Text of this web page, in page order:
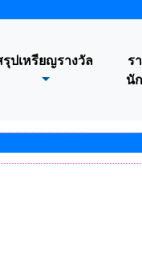
รุปเหรียญรางวัล
ร
นั